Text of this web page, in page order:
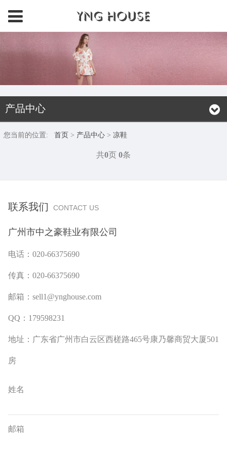
产品中心
您当前的位置:首页 > 产品中心 >凉鞋
共0页 0条
联系我们 CONTACT US
广州市中之豪鞋业有限公司
电话：020-66375690
传真：020-66375690
邮箱： sell1@ynghouse.com
QQ：179598231
地址：广东省广州市白云区西槎路465号康乃馨商贸大厦501
房
姓名
邮箱